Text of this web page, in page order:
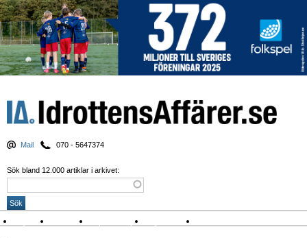
Mail 070 - 5647374
Sök bland 12.000 artiklar i arkivet:
Nyheter Krönikor Sport & spel Nyhetsbrev